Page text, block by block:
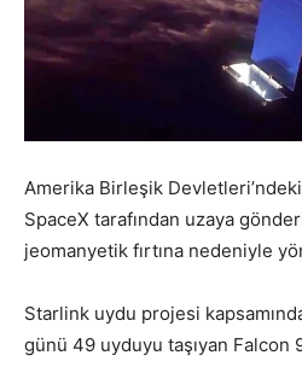
Amerika Birleşik
SpaceX tarafından uzaya
jeomanyetik fırtına nedeniyle
Starlink uydu projesi
günü 49 uyduyu taşıyan Falcon